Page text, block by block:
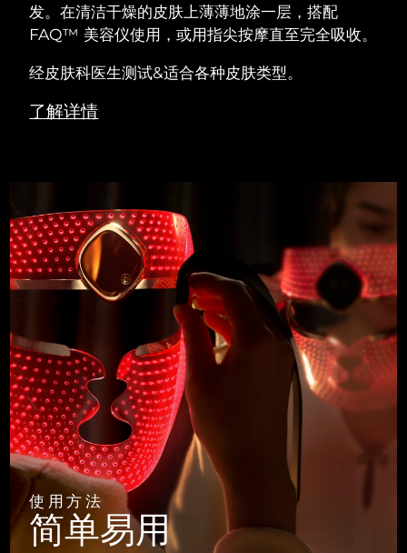
发。在清洁干燥的皮肤上薄薄地涂一层，搭配
FAQ™ 美容仪使用，或用指尖按摩直至完全吸收。
经皮肤科医生测试&适合各种皮肤类型。
了解详情
使用方法
简单易用